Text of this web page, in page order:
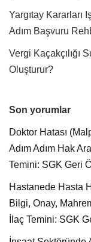
Yargıtay Kararları
Adım Başvuru
Vergi Kaçakçılığı
Oluşturur?
Son yorumlar
Doktor Hatası
Adım Adım Hak
Temini: SGK Geri
Hastanede Hasta
Bilgi, Onay,
İlaç Temini: SGK